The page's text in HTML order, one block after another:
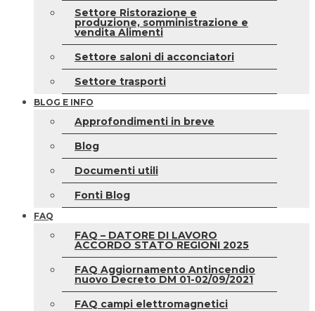
Settore Ristorazione e
produzione, somministrazione e
vendita Alimenti
Settore saloni di acconciatori
Settore trasporti
BLOG E INFO
Approfondimenti in breve
Blog
Documenti utili
Fonti Blog
FAQ
FAQ – DATORE DI LAVORO
ACCORDO STATO REGIONI 2025
FAQ Aggiornamento Antincendio
nuovo Decreto DM 01-02/09/2021
FAQ campi elettromagnetici